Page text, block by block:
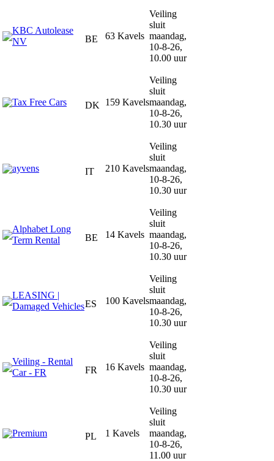
KBC Autolease
NV
BE 63 Kavels
Veiling
sluit
maandag,
10-8-26,
10.00 uur
Tax Free Cars DK 159 Kavels
Veiling
sluit
maandag,
10-8-26,
10.30 uur
ayvens IT 210 Kavels
Veiling
sluit
maandag,
10-8-26,
10.30 uur
Alphabet Long
Term Rental
BE 14 Kavels
Veiling
sluit
maandag,
10-8-26,
10.30 uur
LEASING |
Damaged VehiclesES 100 Kavels
Veiling
sluit
maandag,
10-8-26,
10.30 uur
Veiling - Rental
Car - FR
FR 16 Kavels
Veiling
sluit
maandag,
10-8-26,
10.30 uur
Premium PL 1 Kavels
Veiling
sluit
maandag,
10-8-26,
11.00 uur